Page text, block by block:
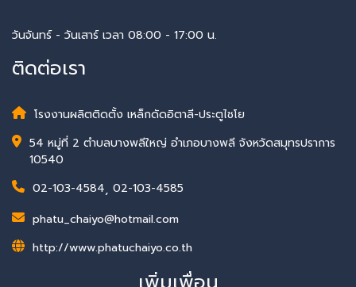
วันจันทร์ - วันเสาร์ เวลา 08:00 - 17:00 น.
ติดต่อเรา
โรงงานผลิตติดตั้ง เหล็กดัดอิตาลี-ประตูไชโย
54 หมู่ที่ 2 ตำบลบางพลีใหญ่ อำเภอบางพลี จังหวัดสมุทรปราการ
10540
02-103-4584, 02-103-4585
phatu_chaiyo@hotmail.com
http://www.phatuchaiyo.co.th